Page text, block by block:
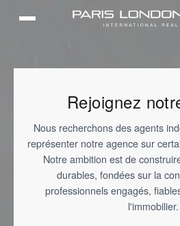
Rejoignez
Nous recherchons des agents
représenter notre agence sur
Notre ambition est de
durables, fondées sur la
professionnels engagés,
l'immobilier.